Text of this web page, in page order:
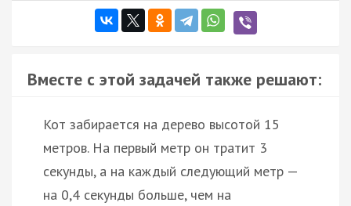
Вместе с этой задачей также решают:
Кот забирается на дерево высотой 15
метров. На первый метр он тратит 3
секунды, а на каждый следующий метр —
на 0,4 секунды больше, чем на